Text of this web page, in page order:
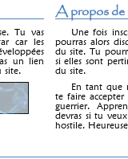
A propos de
Une fois
pourras alors
du site. Tu
si elles sont
du site.
En tant que
te faire
guerrier.
devras si tu
hostile.
Tu vas
car les
un lien
site.